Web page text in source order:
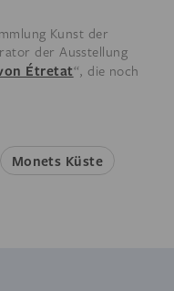
Kunst der
der Ausstellung
Étretat“, die noch
Monets Küste